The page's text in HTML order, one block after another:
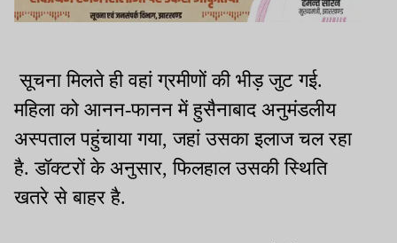
सूचना मिलते ही वहां ग्रमीणों की भीड़ जुट गई.
महिला को आनन-फानन में हुसैनाबाद अनुमंडलीय
अस्पताल पहुंचाया गया, जहां उसका इलाज चल रहा
है. डॉक्टरों के अनुसार, फिलहाल उसकी स्थिति
खतरे से बाहर है.